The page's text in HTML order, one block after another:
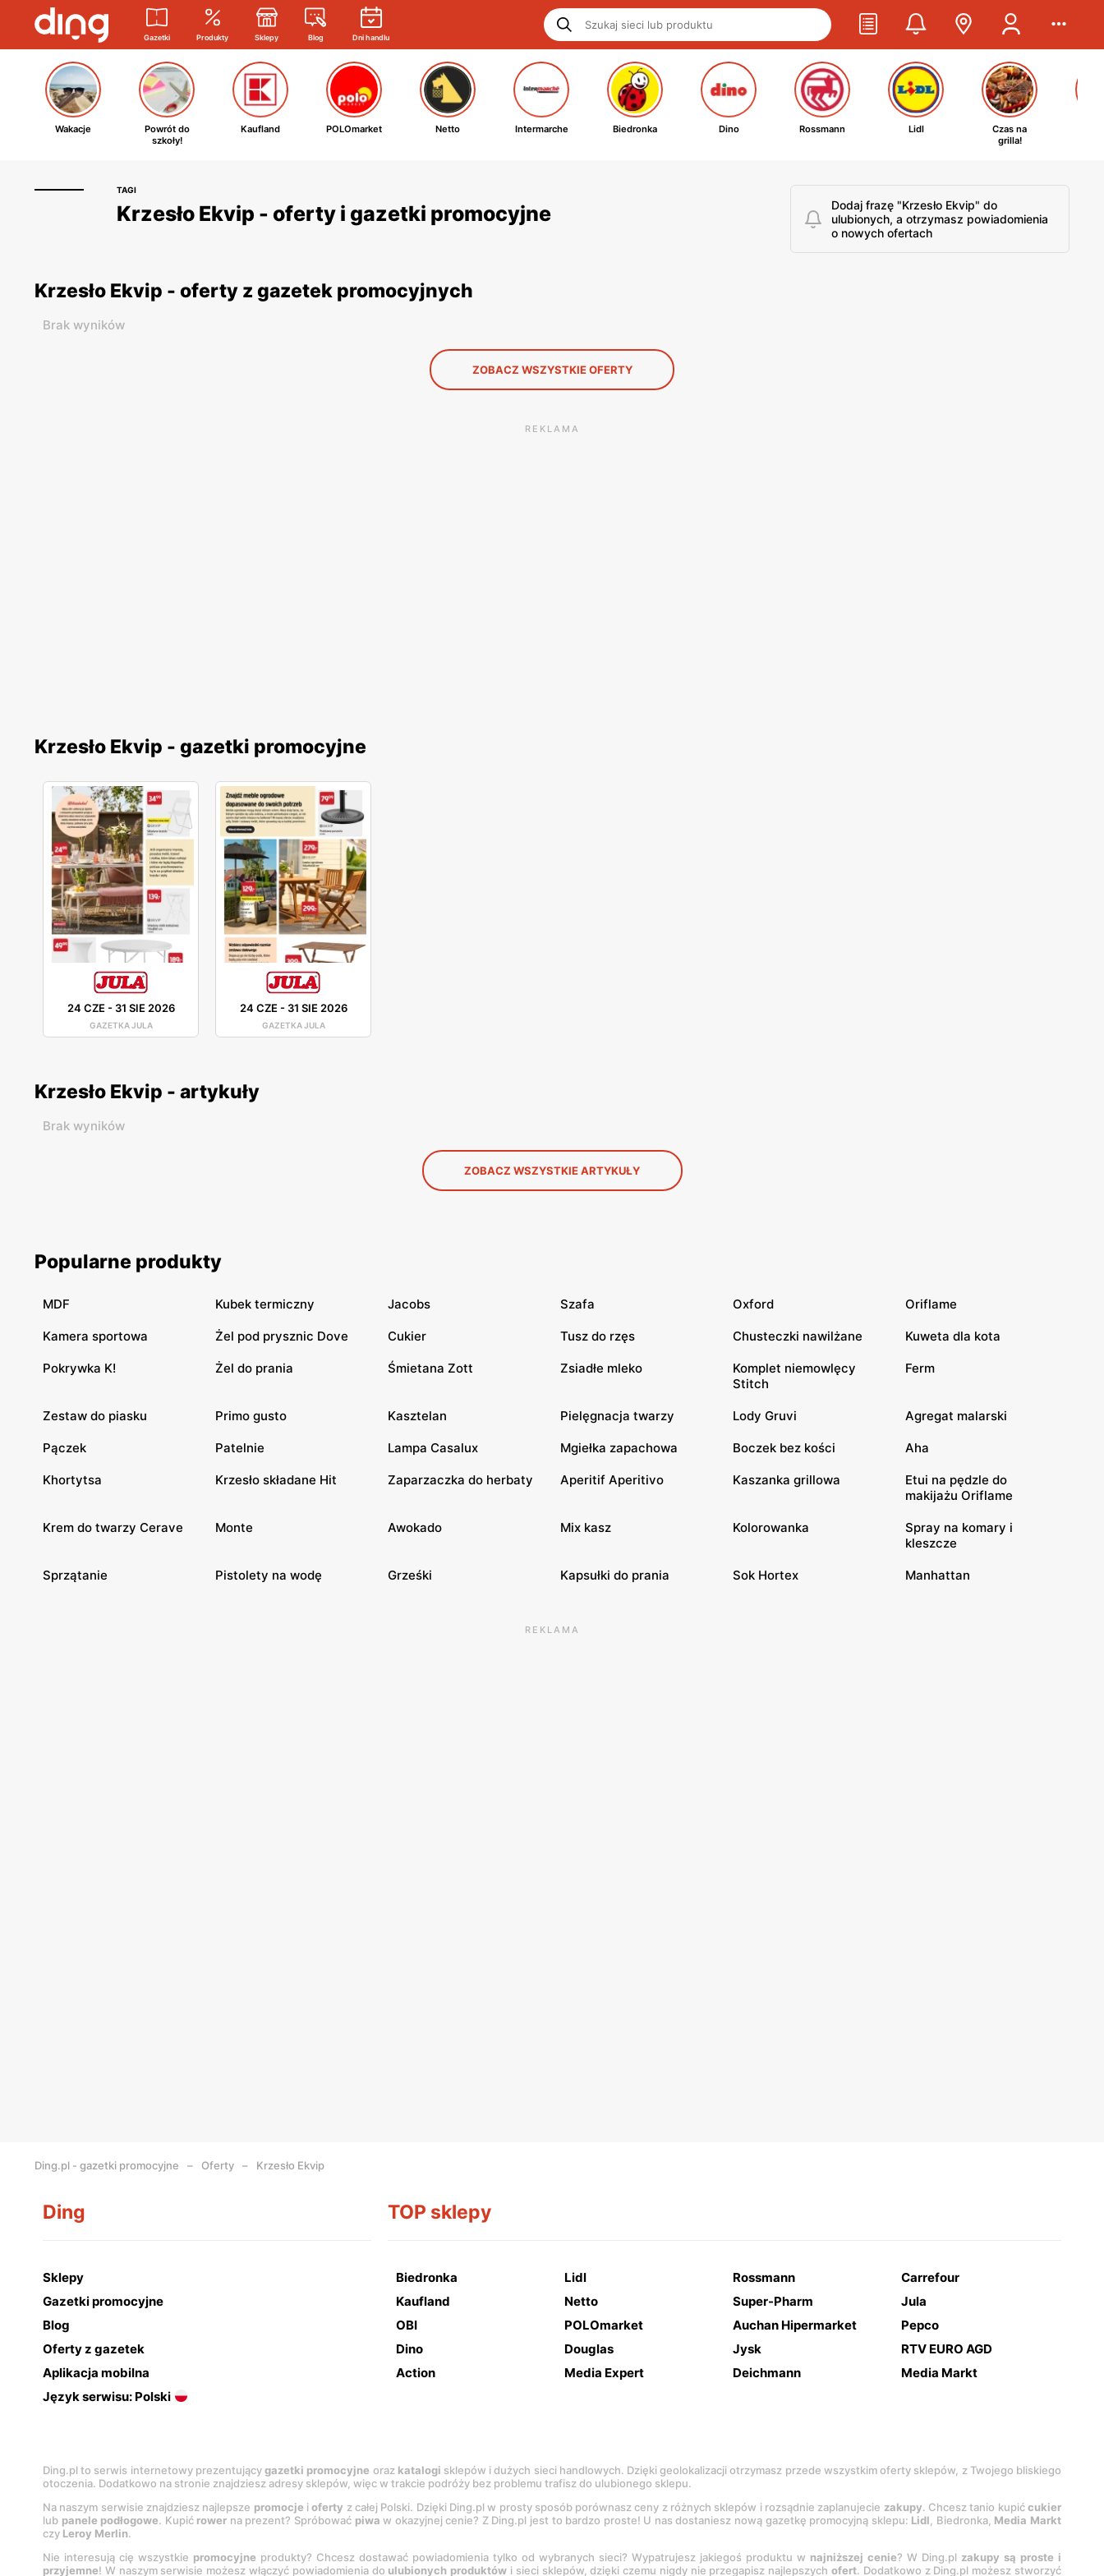
Gazetki Produkty Sklepy Blog Dni handlu
Wakacje
Powrót do
szkoły!
Kaufland POLOmarket Netto Intermarche Biedronka Dino Rossmann Lidl
Czas na
grilla!
TAGI
Krzesło Ekvip - oferty i gazetki promocyjne
Dodaj frazę "Krzesło Ekvip" do
ulubionych, a otrzymasz powiadomienia
o nowych ofertach
Krzesło Ekvip - oferty z gazetek promocyjnych
Brak wyników
ZOBACZ WSZYSTKIE OFERTY
REKLAMA
Krzesło Ekvip - gazetki promocyjne
24 CZE - 31 SIE 2026
GAZETKA JULA
24 CZE - 31 SIE 2026
GAZETKA JULA
Krzesło Ekvip - artykuły
Brak wyników
ZOBACZ WSZYSTKIE ARTYKUŁY
Popularne produkty
MDF Kubek termiczny Jacobs Szafa Oxford Oriflame
Kamera sportowa Żel pod prysznic Dove Cukier Tusz do rzęs Chusteczki nawilżane Kuweta dla kota
Pokrywka K! Żel do prania Śmietana Zott Zsiadłe mleko
Komplet niemowlęcy
Stitch
Ferm
Zestaw do piasku Primo gusto Kasztelan Pielęgnacja twarzy Lody Gruvi Agregat malarski
Pączek Patelnie Lampa Casalux Mgiełka zapachowa Boczek bez kości Aha
Khortytsa Krzesło składane Hit Zaparzaczka do herbaty Aperitif Aperitivo Kaszanka grillowa
Etui na pędzle do
makijażu Oriflame
Krem do twarzy Cerave Monte Awokado Mix kasz Kolorowanka
Spray na komary i
kleszcze
Sprzątanie Pistolety na wodę Grześki Kapsułki do prania Sok Hortex Manhattan
REKLAMA
Ding.pl - gazetki promocyjne Oferty Krzesło Ekvip
Ding
Sklepy
Gazetki promocyjne
Blog
Oferty z gazetek
Aplikacja mobilna
Język serwisu: Polski
TOP sklepy
Biedronka Lidl Rossmann
Carrefour
Kaufland
Netto Super-Pharm
Jula
OBI
POLOmarket Auchan Hipermarket
Pepco
Dino
Douglas Jysk
RTV EURO AGD
Action
Media Expert Deichmann Media Markt
Ding.pl to serwis internetowy prezentującygazetki promocyjne oraz katalogi sklepów i dużych sieci handlowych. Dzięki geolokalizacji otrzymasz przede wszystkim oferty sklepów, z Twojego bliskiego
otoczenia. Dodatkowo na stronie znajdziesz adresy sklepów, więc w trakcie podróży bez problemu trafisz do ulubionego sklepu.
Na naszym serwisie znajdziesz najlepsze promocje ioferty z całej Polski. Dzięki Ding.pl w prosty sposób porównasz ceny z różnych sklepów i rozsądnie zaplanujecie zakupy. Chcesz tanio kupićcukier
lub panele podłogowe. Kupić rower na prezent? Spróbować piwa w okazyjnej cenie? Z Ding.pl jest to bardzo proste! U nas dostaniesz nową gazetkę promocyjną sklepu: Lidl, Biedronka, Media Markt
czy Leroy Merlin.
Nie interesują cię wszystkie promocyjne produkty? Chcesz dostawać powiadomienia tylko od wybranych sieci? Wypatrujesz jakiegoś produktu w najniższej cenie? W Ding.pl zakupy są proste i
przyjemne! W naszym serwisie możesz włączyć powiadomienia do ulubionych produktów i sieci sklepów, dzięki czemu nigdy nie przegapisz najlepszychofert. Dodatkowo z Ding.pl możesz stworzyć